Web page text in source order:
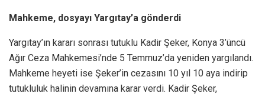
Mahkeme, dosyayı Yargıtay’a gönderdi
Yargıtay’ın kararı sonrası tutuklu Kadir Şeker, Konya 3’üncü
Ağır Ceza Mahkemesi’nde 5 Temmuz’da yeniden yargılandı.
Mahkeme heyeti ise Şeker’in cezasını 10 yıl 10 aya indirip
tutukluluk halinin devamına karar verdi. Kadir Şeker,